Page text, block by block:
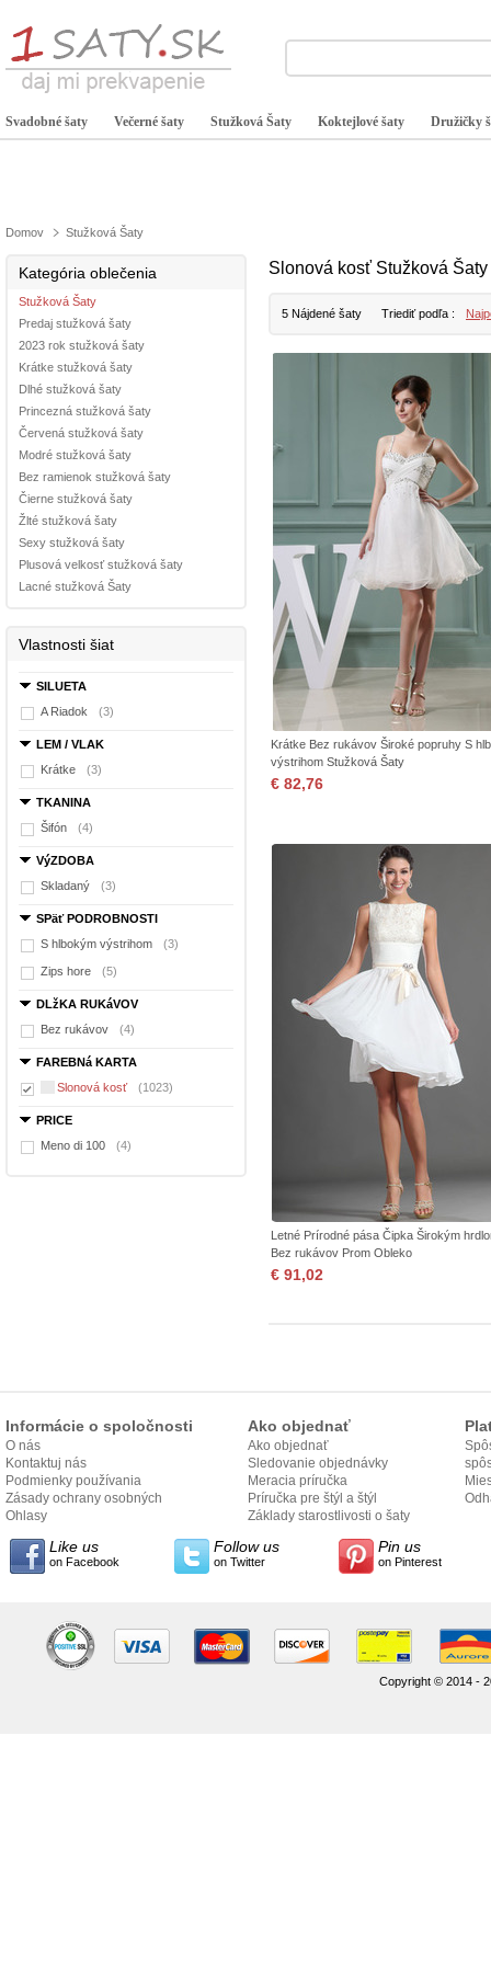
Svadobné šaty Večerné šaty Stužková Šaty Koktejlové šaty Družičky
Domov Stužková Šaty
Kategória oblečenia
Stužková Šaty
Predaj stužková šaty
2023 rok stužková šaty
Krátke stužková šaty
Dlhé stužková šaty
Princezná stužková šaty
Červená stužková šaty
Modré stužková šaty
Bez ramienok stužková šaty
Čierne stužková šaty
Žlté stužková šaty
Sexy stužková šaty
Plusová velkosť stužková šaty
Lacné stužková Šaty
Vlastnosti šiat
SILUETA
A Riadok
(3)
LEM / VLAK
Krátke
(3)
TKANINA
Šifón
(4)
VýZDOBA
Skladaný
(3)
SPäť PODROBNOSTI
S hlbokým výstrihom
(3)
Zips hore (5)
DLžKA RUKáVOV
Bez rukávov
(4)
FAREBNá KARTA
Slonová kosť
(1023)
PRICE
Meno di 100
(4)
Slonová kosť Stužková Šaty
5 Nájdené šaty Triediť podľa :
Krátke Bez rukávov Široké popruhy S
výstrihom Stužková Šaty
€ 82,76
Letné Prírodné pása Čipka Širokým
Bez rukávov Prom Obleko
€ 91,02
Informácie o spoločnosti
O nás
Kontaktuj nás
Podmienky používania
Zásady ochrany osobných
údajov
Ohlasy
Ako objednať
Ako objednať
Sledovanie objednávky
Meracia príručka
Príručka pre štýl a štýl
Základy starostlivosti o šaty
Like us
on Facebook
Follow us
on Twitter
Pin us
on Pinterest
Copyright © 2014 -